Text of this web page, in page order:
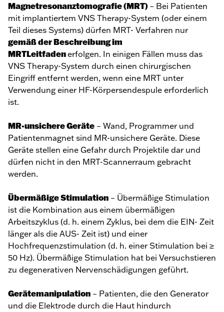
Magnetresonanztomografie (MRT) – Bei Patienten
mit implantiertem VNS Therapy-System (oder einem
Teil dieses Systems) dürfen MRT- Verfahren nur
gemäß der Beschreibung im
MRTLeitfadenerfolgen. In einigen Fällen muss das
VNS Therapy-System durch einen chirurgischen
Eingriff entfernt werden, wenn eine MRT unter
Verwendung einer HF-Körpersendespule erforderlich
ist.
MR-unsichere Geräte – Wand, Programmer und
Patientenmagnet sind MR-unsichere Geräte. Diese
Geräte stellen eine Gefahr durch Projektile dar und
dürfen nicht in den MRT-Scannerraum gebracht
werden.
Übermäßige Stimulation – Übermäßige Stimulation
ist die Kombination aus einem übermäßigen
Arbeitszyklus (d. h. einem Zyklus, bei dem die EIN- Zeit
länger als die AUS- Zeit ist) und einer
Hochfrequenzstimulation (d. h. einer Stimulation bei ≥
50 Hz). Übermäßige Stimulation hat bei Versuchstieren
zu degenerativen Nervenschädigungen geführt.
Gerätemanipulation – Patienten, die den Generator
und die Elektrode durch die Haut hindurch